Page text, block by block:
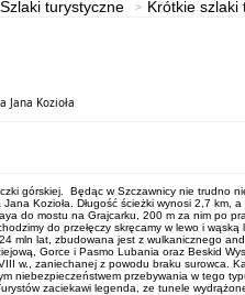
Szlaki turystyczne Krótkie szlaki
Jana Kozioła
górskiej. Będąc w Szczawnicy nie trudno
Kozioła. Długość ścieżki wynosi 2,7
do mostu na Grajcarku, 200 m za nim po
do przełęczy skręcamy w lewo i
mln lat, zbudowana jest z wulkanicznego
Gorce i Pasmo Lubania oraz Beskid
w., zaniechanej z powodu braku surowca.
niebezpieczeństwem przebywania w tego
zaciekawi legenda, ze tunele